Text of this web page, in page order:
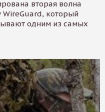
вторая волна
WireGuard, который
одним из самых